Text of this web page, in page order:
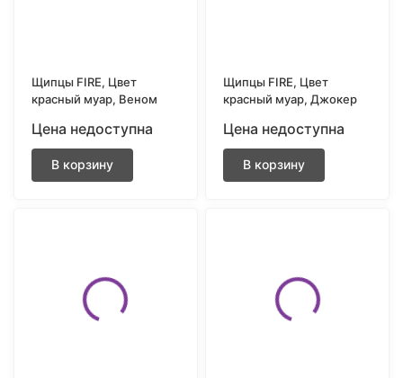
Щипцы FIRE, Цвет
красный муар, Веном
Цена недоступна
В корзину
Щипцы FIRE, Цвет
красный муар, Джокер
Цена недоступна
В корзину